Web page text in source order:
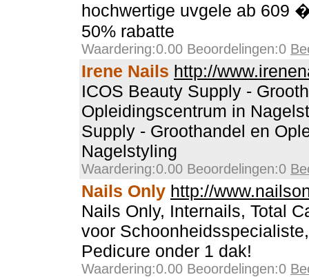
hochwertige uvgele ab 609
50% rabatte
Waardering:0.00 Beoordelingen:0
Irene Nails http://
ICOS Beauty Supply -
Opleidingscentrum in
Supply - Groothandel en
Nagelstyling
Waardering:0.00 Beoordelingen:0
Nails Only http://
Nails Only, Internails, Total
voor
Pedicure onder 1 dak!
Waardering:0.00 Beoordelingen:0